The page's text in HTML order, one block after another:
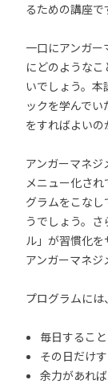
るための講座で
一口にアンガ
にどのような
いでしょう。
ックを学んで
をすればよいの
アンガーマネ
メニュー化さ
グラムをこな
うでしょう。
ル」が習慣化
アンガーマネジ
プログラムには、
毎日すること
その日だけ
余力があれ